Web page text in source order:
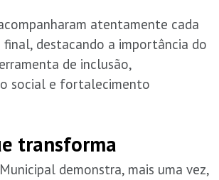
atentamente cada
final, destacando a importância do
de inclusão,
social e fortalecimento
transforma
demonstra, mais uma vez,